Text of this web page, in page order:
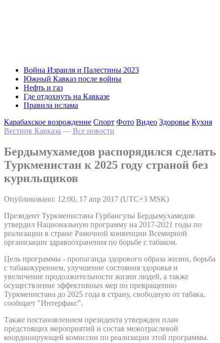
Война Израиля и Палестины 2023
Южный Кавказ после войны
Нефть и газ
Где отдохнуть на Кавказе
Правила ислама
Карабахское возрождение Спорт Фото Видео Здоровье Кухня
Вестник Кавказа — Все новости
Бердымухамедов распорядился сделать
Туркменистан к 2025 году страной без
курильщиков
Опубликовано: 12:00, 17 апр 2017 (UTC+3 MSK)
Президент Туркменистана Гурбангулы Бердымухамедов
утвердил Национальную программу на 2017-2021 годы по
реализации в стране Рамочной конвенции Всемирной
организации здравоохранения по борьбе с табаком.
Цель программы - пропаганда здорового образа жизни, борьба
с табакокурением, улучшение состояния здоровья и
увеличение продолжительности жизни людей, а также
осуществление эффективных мер по превращению
Туркменистана до 2025 года в страну, свободную от табака,
сообщает "Интерфакс".
Также постановлением президента утвержден план
предстоящих мероприятий и состав межотраслевой
координирующей комиссии по реализации этой программы.